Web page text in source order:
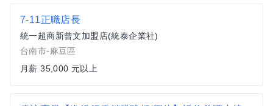
7-11正職店長
統一超商新曾文加盟店(統泰企業社)
台南市-麻豆區
月薪 35,000 元以上